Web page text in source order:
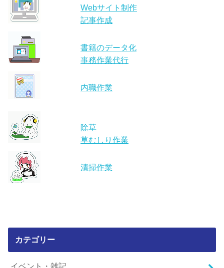
Webサイト制作
記事作成
書籍のデータ化
事務作業代行
内職作業
除草
草むしり作業
清掃作業
カテゴリー
イベント・雑記